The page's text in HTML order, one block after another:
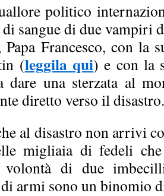
politico
di sangue di due vampiri
Francesco, con la
(leggila qui) e con la
dare una sterzata al
diretto verso il disastro.
al disastro non arrivi
migliaia di fedeli
volontà di due
armi sono un binomio